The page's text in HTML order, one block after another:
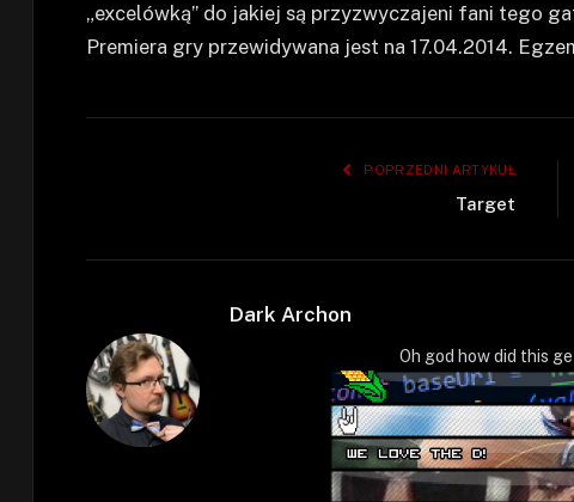
„excelówką” do jakiej są przyzwyczajeni fani tego
Premiera gry przewidywana jest na 17.04.2014.
POPRZEDNI ARTYKUŁ
Target
Dark Archon
Oh god how did this